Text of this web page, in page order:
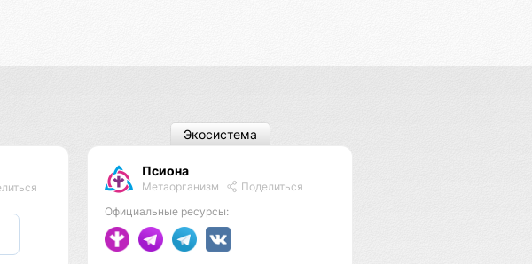
Псиона
Метаорганизм
Поделиться
Официальные ресурсы:
Экосистема